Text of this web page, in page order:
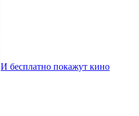
И бесплатно покажут кино